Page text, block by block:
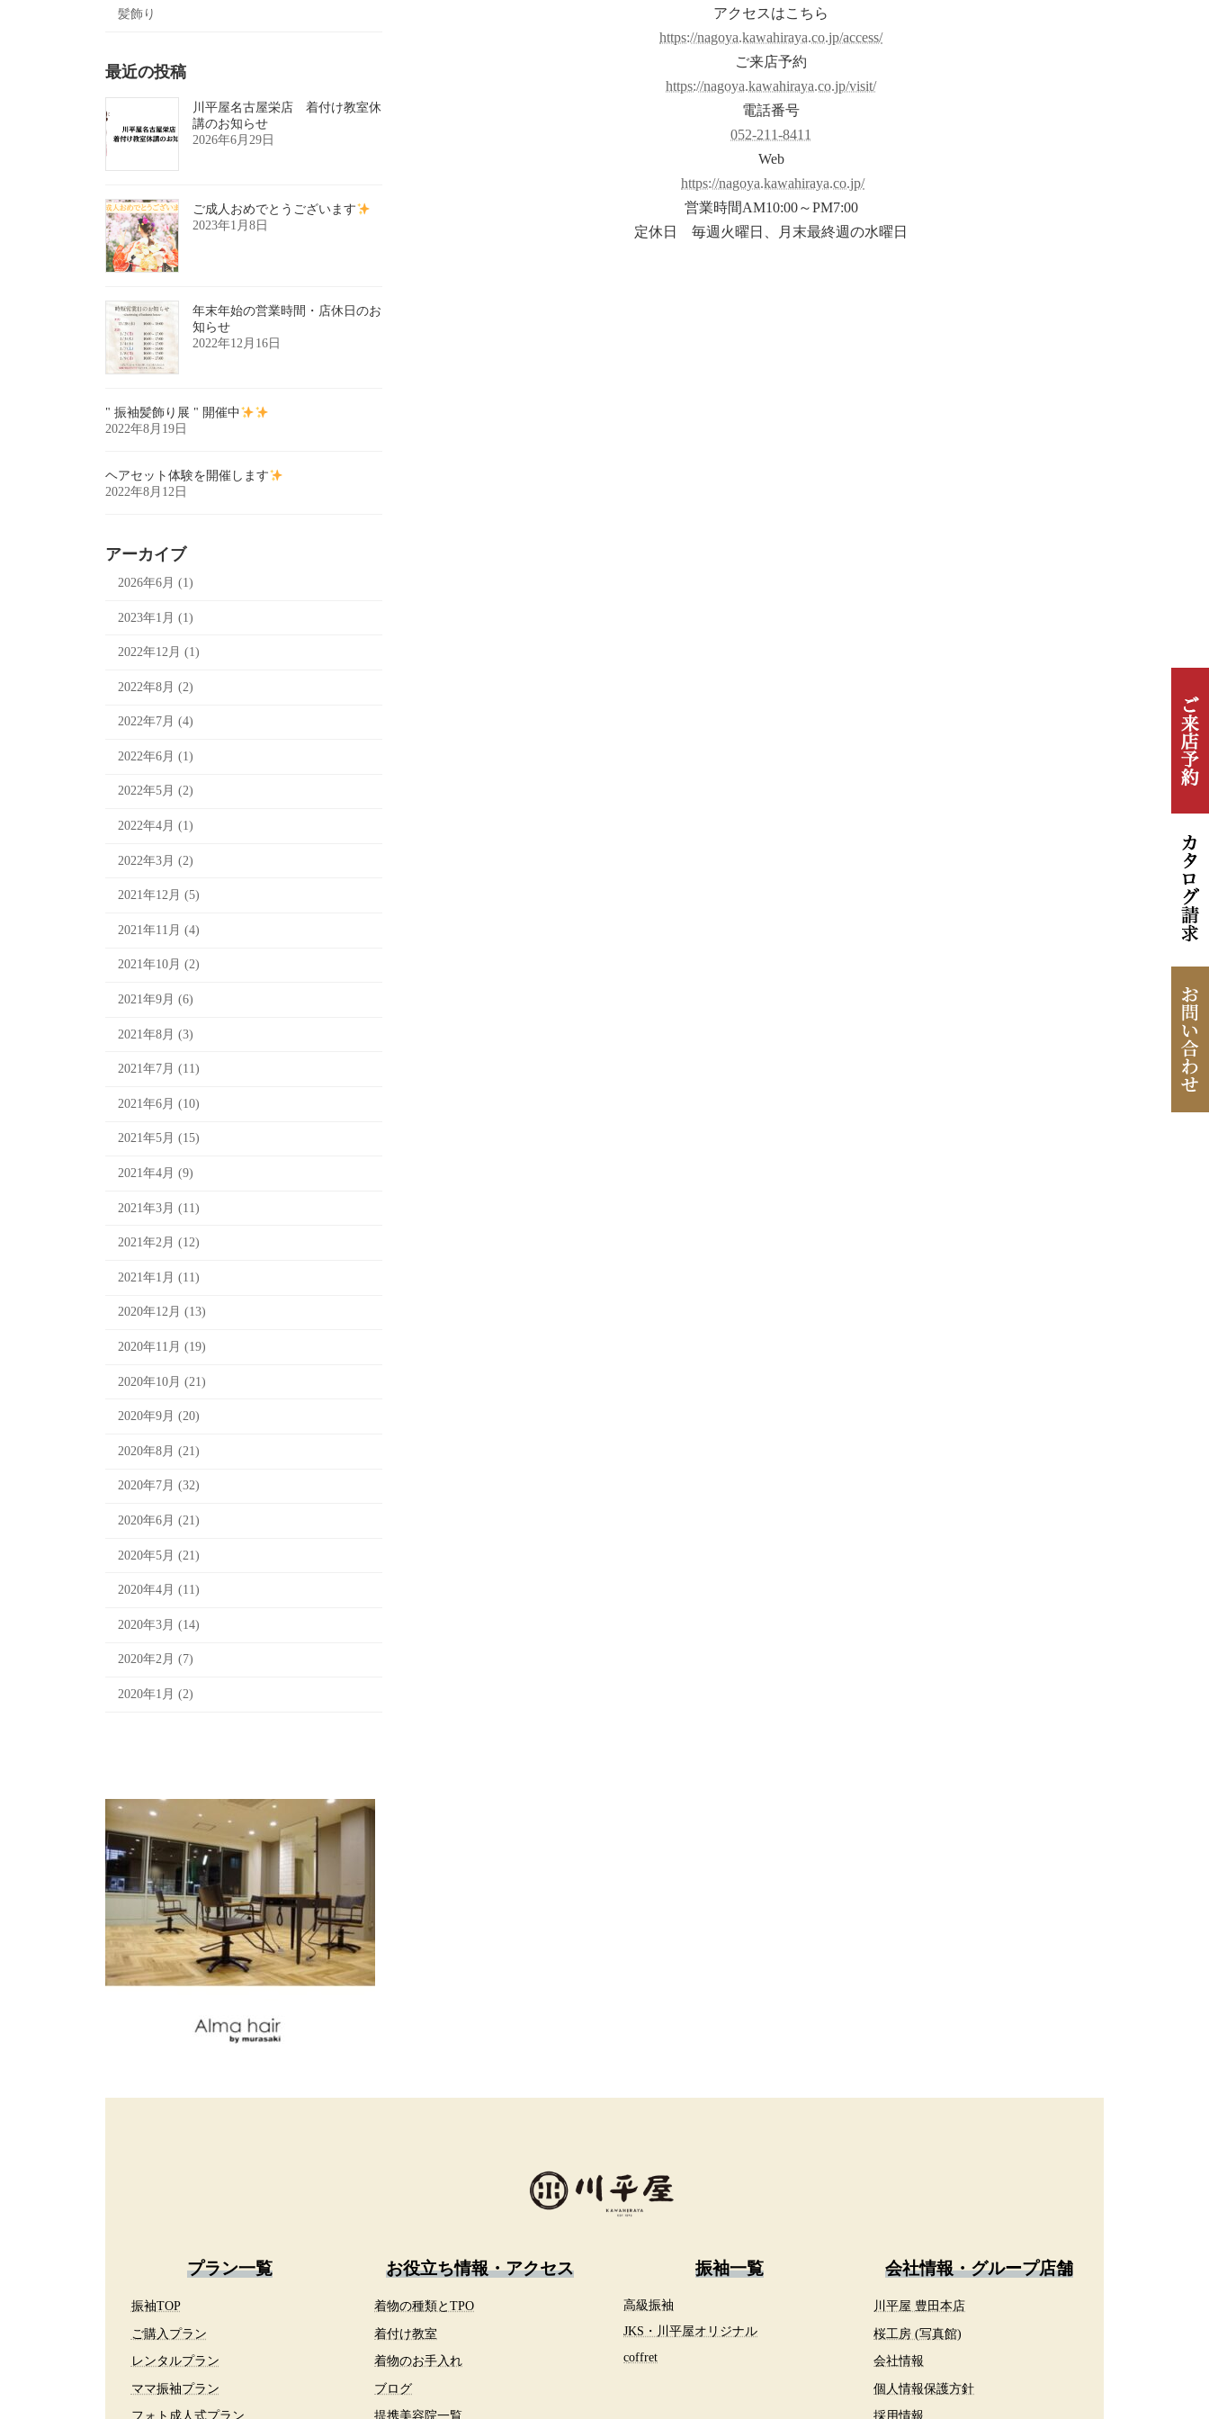
アクセスはこちら
https://nagoya.kawahiraya.co.jp/access/
ご来店予約
https://nagoya.kawahiraya.co.jp/visit/
電話番号
052-211-8411
Web
https://nagoya.kawahiraya.co.jp/
営業時間AM10:00～PM7:00
定休日 毎週火曜日、月末最終週の水曜日
髪飾り
最近の投稿
川平屋名古屋栄店 着付け教室休
講のお知らせ
2026年6月29日
ご成人おめでとうございます
2023年1月8日
年末年始の営業時間・店休日のお
知らせ
2022年12月16日
" 振袖髪飾り展 " 開催中
2022年8月19日
ヘアセット体験を開催します
2022年8月12日
アーカイブ
2026年6月 (1)
2023年1月 (1)
2022年12月 (1)
2022年8月 (2)
2022年7月 (4)
2022年6月 (1)
2022年5月 (2)
2022年4月 (1)
2022年3月 (2)
2021年12月 (5)
2021年11月 (4)
2021年10月 (2)
2021年9月 (6)
2021年8月 (3)
2021年7月 (11)
2021年6月 (10)
2021年5月 (15)
2021年4月 (9)
2021年3月 (11)
2021年2月 (12)
2021年1月 (11)
2020年12月 (13)
2020年11月 (19)
2020年10月 (21)
2020年9月 (20)
2020年8月 (21)
2020年7月 (32)
2020年6月 (21)
2020年5月 (21)
2020年4月 (11)
2020年3月 (14)
2020年2月 (7)
2020年1月 (2)
プラン一覧
振袖TOP
ご購入プラン
レンタルプラン
ママ振袖プラン
フォト成人式プラン
お役立ち情報・アクセス
着物の種類とTPO
着付け教室
着物のお手入れ
ブログ
提携美容院一覧
振袖一覧
高級振袖
JKS・川平屋オリジナル
coffret
会社情報・グループ店舗
川平屋 豊田本店
桜工房 (写真館)
会社情報
個人情報保護方針
採用情報